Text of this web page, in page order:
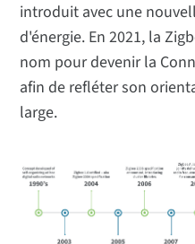
introduit avec une
d'énergie. En 2021, la
nom pour devenir la
afin de refléter son
large.